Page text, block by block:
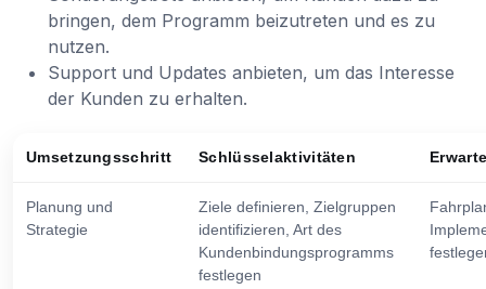
bringen, dem Programm beizutreten und es zu
nutzen.
Support und Updates anbieten, um das Interesse
der Kunden zu erhalten.
Umsetzungsschritt Schlüsselaktivitäten
Planung und
Strategie
Ziele definieren, Zielgruppen
identifizieren, Art des
Kundenbindungsprogramms
festlegen